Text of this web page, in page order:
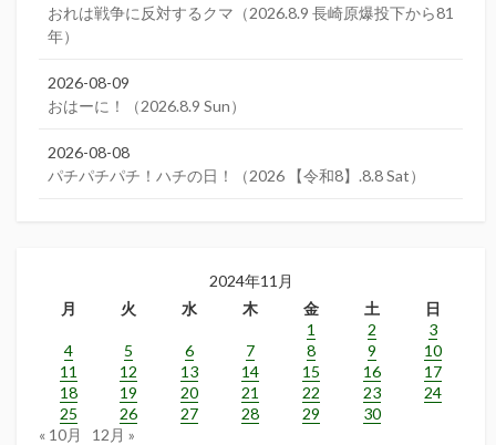
おれは戦争に反対するクマ（2026.8.9 長崎原爆投下から81
年）
2026-08-09
おはーに！（2026.8.9 Sun）
2026-08-08
パチパチパチ！ハチの日！（2026 【令和8】.8.8 Sat）
2024年11月
月
火 水 木 金 土
日
1
2
3
4
5 6 7 8 9
10
11
12 13 14 15 16
17
18
19 20 21 22 23
24
25
26 27 28 29
30
« 10月
12月 »